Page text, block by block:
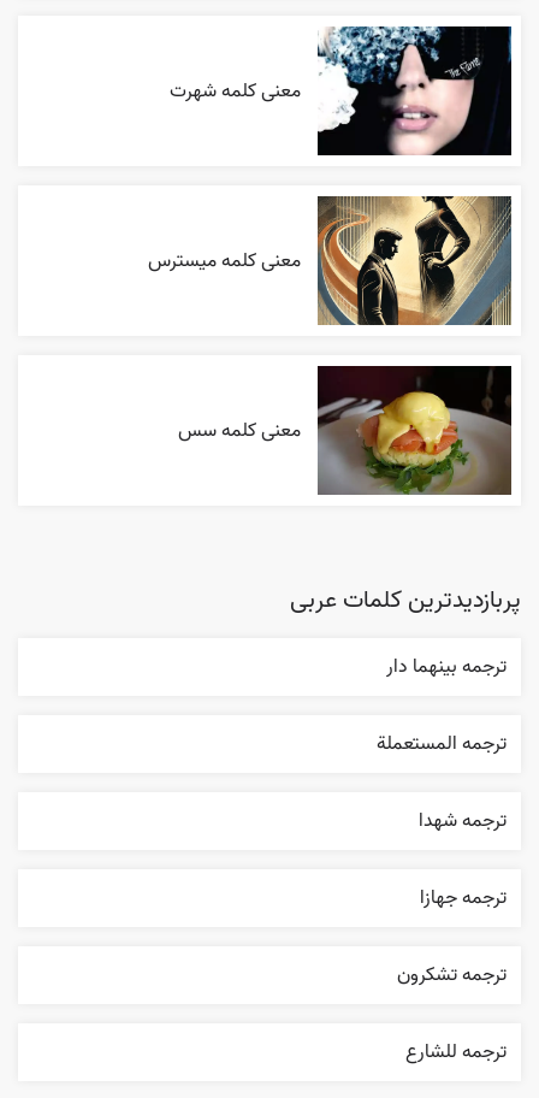
معنی کلمه شهرت
معنی کلمه میسترس
معنی کلمه سس
پربازدیدترین کلمات عربی
ترجمه بينهما دار
ترجمه المستعملة
ترجمه شهدا
ترجمه جهازا
ترجمه تشکرون
ترجمه للشارع